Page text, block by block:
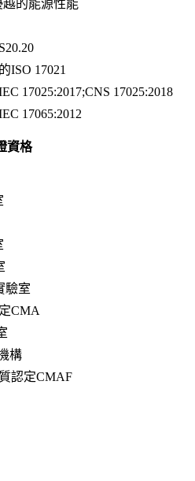
的能源性能
ISO 17021
17025:2017;CNS 17025:2018
17065:2012
資格
驗室
CMA
構
認定CMAF